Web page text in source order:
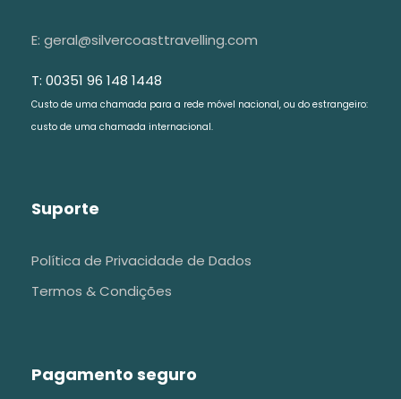
E: geral@silvercoasttravelling.com
T: 00351 96 148 1448
Custo de uma chamada para a rede móvel nacional, ou do estrangeiro:
custo de uma chamada internacional.
Suporte
Política de Privacidade de Dados
Termos & Condições
Pagamento seguro